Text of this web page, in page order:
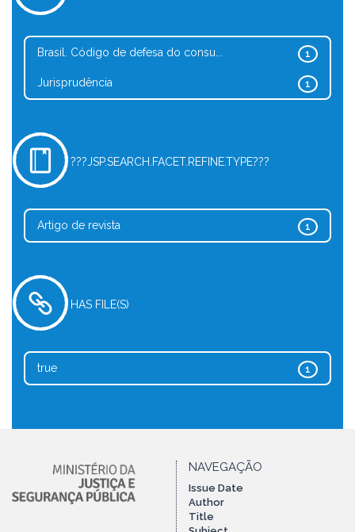
1
Brasil. Código de defesa do consu...
1
Jurisprudência
???JSP.SEARCH.FACET.REFINE.TYPE???
1
Artigo de revista
HAS FILE(S)
1
true
NAVEGAÇÃO
Issue Date
Author
Title